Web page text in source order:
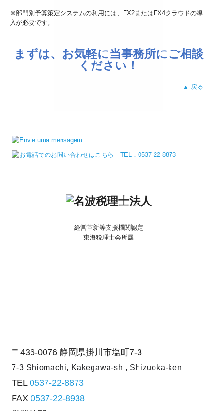
※部門別予算策定システムの利用には、FX2またはFX4クラウドの導
入が必要です。
まずは、お気軽に当事務所にご相談
ください！
▲ 戻る
経営革新等支援機関認定
東海税理士会所属
〒436-0076静岡県掛川市塩町7-3
7-3 Shiomachi, Kakegawa-shi, Shizuoka-ken
TEL0537-22-8873
FAX0537-22-8938